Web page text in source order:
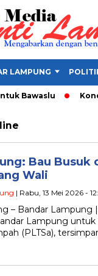
LAMPUNG
Kondisi
Bau Busuk
Wali
| Rabu, 13 Mei 2026 -
– Bandar Lampung
Lampung
(PLTSa),